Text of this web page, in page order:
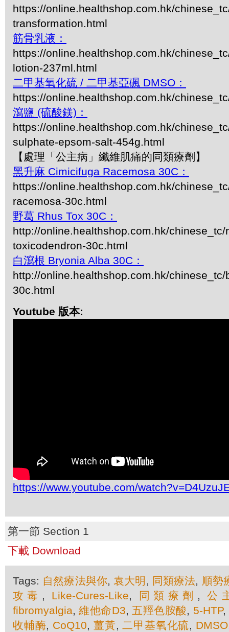
https://online.healthshop.com.hk/
transformation.html
筋骨乳液：
https://online.healthshop.com.hk/
lotion-237ml.html
二甲基氧化硫 / 二甲基亞碸 DMSO：
https://online.healthshop.com.hk/
瀉鹽 (硫酸鎂)：
https://online.healthshop.com.hk/
sulphate-epsom-salt-454g.html
【處理「公主病」纖維肌痛的同類療劑】
黑升麻 Cimicifuga Racemosa 30C：
https://online.healthshop.com.hk/
racemosa-30c.html
野葛 Rhus Tox 30C：
http://online.healthshop.com.hk/chinese_tc/
toxicodendron-30c.html
白瀉根 Bryonia Alba 30C：
http://online.healthshop.com.hk/chinese_tc/
30c.html
Youtube 版本:
https://www.youtube.com/
第一節 Section 1
下載 Download
Tags: 自然療法與你,袁大明 , 同類療法, 順勢
攻毒 , Like-Cures-Like, 同類療劑 ,公
fibromyalgia,維他命D3, 五羥色胺酸, 5-HTP,
收輔酶, CoQ10, 薑黃,二甲基氧化硫, DMSO